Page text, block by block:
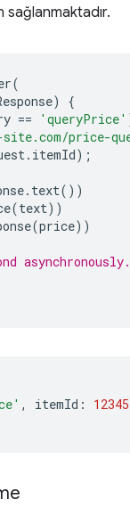
sağlanmaktadır.
(
)
{
== 'queryPrice'
price-
. itemId);
. text())
(text))
(price))
asynchronously.
, itemId : 12345